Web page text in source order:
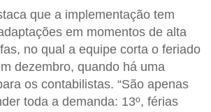
que a implementação tem
em momentos de alta
no qual a equipe corta o feriado
dezembro, quando há uma
os contabilistas. “São apenas
toda a demanda: 13º, férias